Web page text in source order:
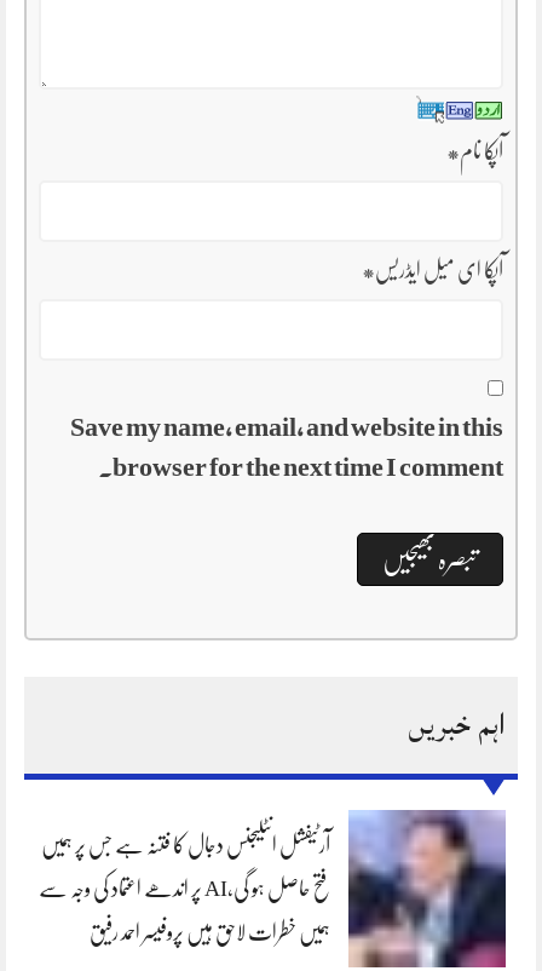
آپکا نام*
آپکا ای میل ایڈریس*
Save my name, email, and website in this
browser for the next time I comment.
اہم خبریں
آرٹیفشل انٹلیجنس دجال کا فتنہ ہے جس پر ہمیں
فتح حاصل ہو گی،AI پر اندھے اعتماد کی وجہ سے
ہمیں خطرات لاحق ہیں پروفیسر احمد رفیق